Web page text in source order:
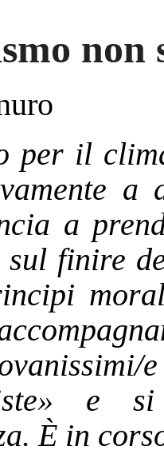
non
per il
a
a
finire
e
È in